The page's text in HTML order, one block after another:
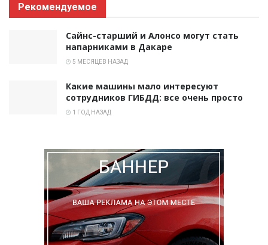
Рекомендуемое
Сайнс-старший и Алонсо могут стать
напарниками в Дакаре
5 МЕСЯЦЕВ НАЗАД
Какие машины мало интересуют
сотрудников ГИБДД: все очень просто
1 ГОД НАЗАД